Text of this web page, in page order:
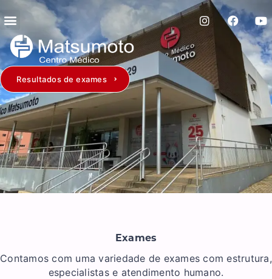
Resultados de exames
Exames
Contamos com uma variedade de exames com estrutura,
especialistas e atendimento humano.